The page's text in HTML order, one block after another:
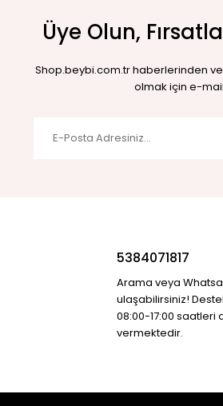
Üye Olun,
Shop.beybi.com.tr haberlerinden
olmak için e-
5384071817
Arama veya
ulaşabilirsiniz!
08:00-17:00 saatleri
vermektedir.